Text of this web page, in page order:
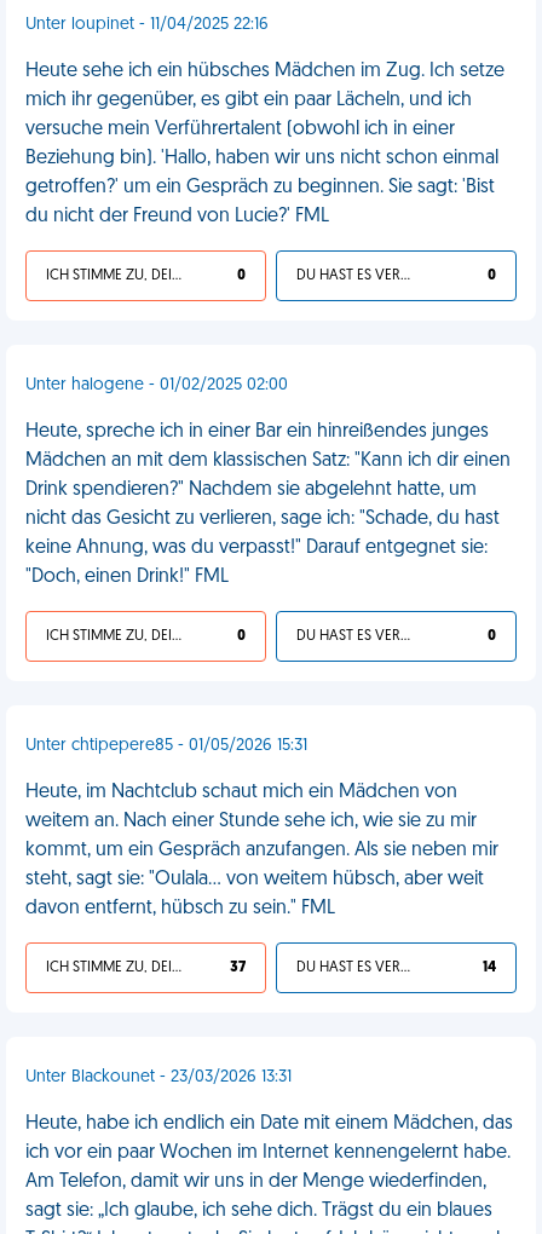
Unter loupinet - 11/04/2025 22:16
Heute sehe ich ein hübsches Mädchen im Zug. Ich setze
mich ihr gegenüber, es gibt ein paar Lächeln, und ich
versuche mein Verführertalent (obwohl ich in einer
Beziehung bin). 'Hallo, haben wir uns nicht schon einmal
getroffen?' um ein Gespräch zu beginnen. Sie sagt: 'Bist
du nicht der Freund von Lucie?' FML
ICH STIMME ZU, DEIN LEBEN IST SCHEISSE 0 DU HAST ES VERDIENT 0
Unter halogene - 01/02/2025 02:00
Heute, spreche ich in einer Bar ein hinreißendes junges
Mädchen an mit dem klassischen Satz: "Kann ich dir einen
Drink spendieren?" Nachdem sie abgelehnt hatte, um
nicht das Gesicht zu verlieren, sage ich: "Schade, du hast
keine Ahnung, was du verpasst!" Darauf entgegnet sie:
"Doch, einen Drink!" FML
ICH STIMME ZU, DEIN LEBEN IST SCHEISSE 0 DU HAST ES VERDIENT 0
Unter chtipepere85 - 01/05/2026 15:31
Heute, im Nachtclub schaut mich ein Mädchen von
weitem an. Nach einer Stunde sehe ich, wie sie zu mir
kommt, um ein Gespräch anzufangen. Als sie neben mir
steht, sagt sie: "Oulala... von weitem hübsch, aber weit
davon entfernt, hübsch zu sein." FML
ICH STIMME ZU, DEIN LEBEN IST SCHEISSE 37 DU HAST ES VERDIENT 14
Unter Blackounet - 23/03/2026 13:31
Heute, habe ich endlich ein Date mit einem Mädchen, das
ich vor ein paar Wochen im Internet kennengelernt habe.
Am Telefon, damit wir uns in der Menge wiederfinden,
sagt sie: „Ich glaube, ich sehe dich. Trägst du ein blaues